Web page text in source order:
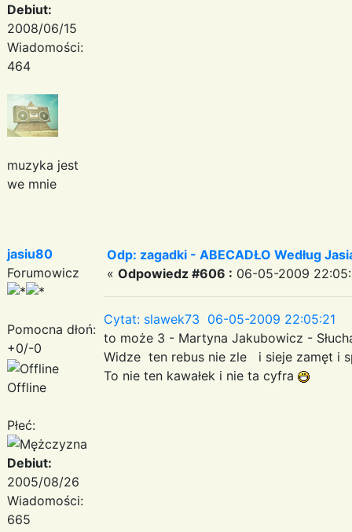
Debiut:
2008/06/15
Wiadomości:
464
muzyka jest
we mnie
jasiu80
Forumowicz
Pomocna dłoń:
+0/-0
Offline
Płeć:
Debiut:
2005/08/26
Wiadomości:
665
Odp: zagadki - ABECADŁO Według
« Odpowiedz #606 : 06-05-2009
Cytat: slawek73 06-05-2009 22:05:21
to może 3 - Martyna Jakubowicz -
Widze ten rebus nie zle i sieje zamęt i
To nie ten kawałek i nie ta cyfra